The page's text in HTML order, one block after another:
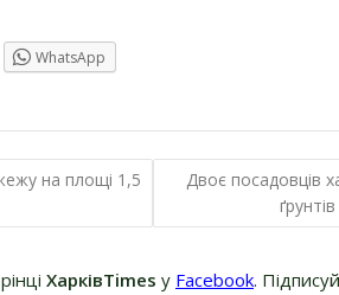
WhatsApp
на площі 1,5
Двоє посадовців
ХарківTimes у Facebook.